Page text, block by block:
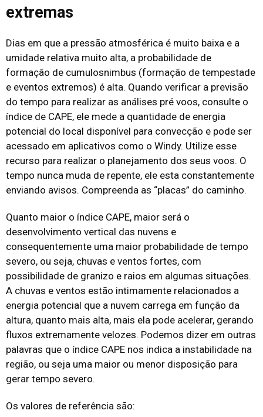
extremas
Dias em que a pressão atmosférica é muito baixa e a
umidade relativa muito alta, a probabilidade de
formação de cumulosnimbus (formação de tempestade
e eventos extremos) é alta. Quando verificar a previsão
do tempo para realizar as análises pré voos, consulte o
índice de CAPE, ele mede a quantidade de energia
potencial do local disponível para convecção e pode ser
acessado em aplicativos como o Windy. Utilize esse
recurso para realizar o planejamento dos seus voos. O
tempo nunca muda de repente, ele esta constantemente
enviando avisos. Compreenda as “placas” do caminho.
Quanto maior o índice CAPE, maior será o
desenvolvimento vertical das nuvens e
consequentemente uma maior probabilidade de tempo
severo, ou seja, chuvas e ventos fortes, com
possibilidade de granizo e raios em algumas situações.
A chuvas e ventos estão intimamente relacionados a
energia potencial que a nuvem carrega em função da
altura, quanto mais alta, mais ela pode acelerar, gerando
fluxos extremamente velozes. Podemos dizer em outras
palavras que o índice CAPE nos indica a instabilidade na
região, ou seja uma maior ou menor disposição para
gerar tempo severo.
Os valores de referência são: